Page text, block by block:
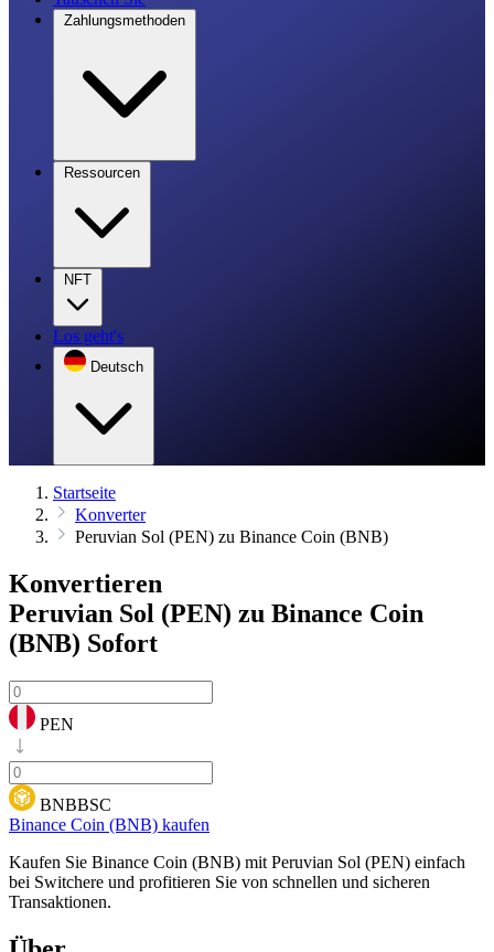
Zahlungsmethoden
Ressourcen
NFT
Los geht's
Deutsch
Startseite
Konverter
Peruvian Sol (PEN) zu Binance Coin (BNB)
Konvertieren
Peruvian Sol (PEN) zu Binance Coin
(BNB) Sofort
PEN
BNBBSC
Binance Coin (BNB) kaufen
Kaufen Sie Binance Coin (BNB) mit Peruvian Sol (PEN) einfach
bei Switchere und profitieren Sie von schnellen und sicheren
Transaktionen.